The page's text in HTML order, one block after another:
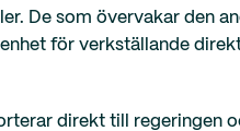
De som övervakar den
för verkställande
direkt till regeringen